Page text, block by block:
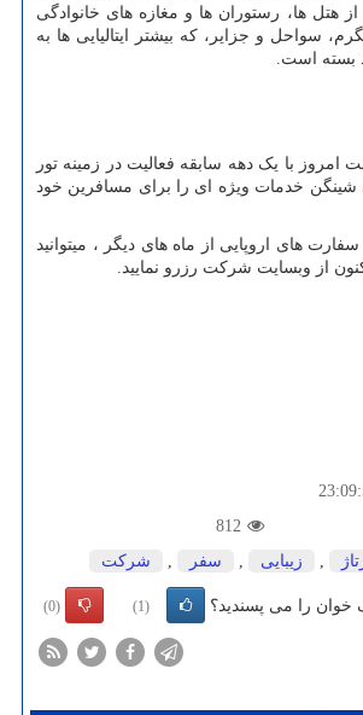
هتل ها، رستوران ها و مغازه های خانوادگی
سواحل و جزایر، که بیشتر ایتالیایی ها به
بسته است.
با یک دهه سابقه فعالیت در زمینه تور
شینگن خدمات ویژه ای را برای مسافرین خود
های اروپایی از ماه های دیگر ، میتوانید
از وبسایت شرکت رزرو نمایید.
812
, زیبایی , سفر , شركت
را می پسندید؟ (1)
(0)